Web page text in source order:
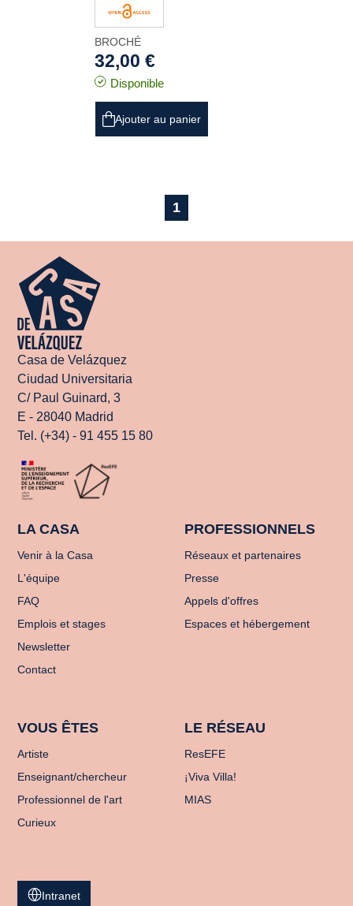
BROCHÉ
32,00 €
Disponible
Ajouter au panier
1
Casa de Velázquez
Ciudad Universitaria
C/ Paul Guinard, 3
E - 28040 Madrid
Tel. (+34) - 91 455 15 80
LA CASA
Venir à la Casa
L'équipe
FAQ
Emplois et stages
Newsletter
Contact
PROFESSIONNELS
Réseaux et partenaires
Presse
Appels d'offres
Espaces et hébergement
VOUS ÊTES
Artiste
Enseignant/chercheur
Professionnel de l'art
Curieux
LE RÉSEAU
ResEFE
¡Viva Villa!
MIAS
Intranet